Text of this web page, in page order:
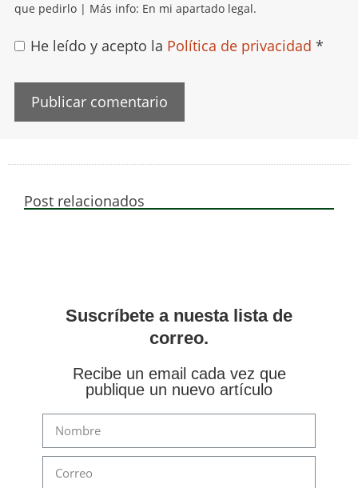
que pedirlo | Más info: En mi apartado legal.
He leído y acepto la Política de privacidad *
Post relacionados
Suscríbete a nuesta lista de
correo.
Recibe un email cada vez que
publique un nuevo artículo